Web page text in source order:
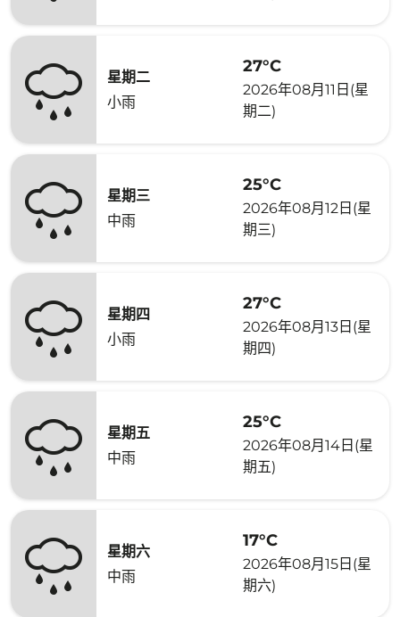
星期二
小雨
27°C
2026年08月11日(星
期二)
星期三
中雨
25°C
2026年08月12日(星
期三)
星期四
小雨
27°C
2026年08月13日(星
期四)
星期五
中雨
25°C
2026年08月14日(星
期五)
星期六
中雨
17°C
2026年08月15日(星
期六)